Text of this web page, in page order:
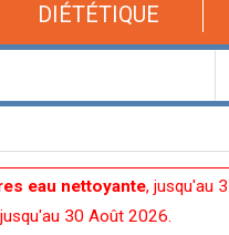
DIÉTÉTIQUE
eau nettoyante, jusqu'au
jusqu'au 30 Août 2026.